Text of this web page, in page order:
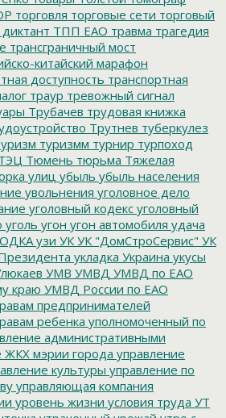
торговля торговые сети торговый
ТПП ЕАО травма трагедия
трансграничный мост
китайский марафон
доступность транспортная
траур тревожный сигнал
Трубачев трудовая книжка
Трутнев туберкулез
туризмм турнир турпоход
Тюмень тюрьма Тяжелая
улиц убыль убыль населения
увольнения уголовное дело
уголовный кодекс уголовный
уголь угон угон автомобиля удача
узи УК УК "ДомСтроСервис" УК
укладка Украина укусы
УМВ УМВД УМВД по ЕАО
краю УМВД России по ЕАО
предпринимателей
ребенка уполномоченный по
административными
ЖКХ мэрии города управление
культуры управление по
управляющая компания
уровень жизни условия труда УТ